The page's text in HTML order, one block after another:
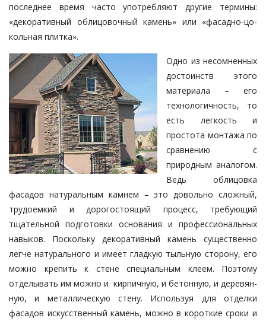
по­след­­нее время часто употребляют дру­гие термины:
«декоративный обли­цо­воч­ный камень» или «фасадно-цо­
коль­ная плитка».
Одно из несомненных
достоинств этого
материала – его
технологичность, то
есть легкость и
простота монта­жа по
сравнению с
природным анало­гом.
Ведь облицовка
фасадов натураль­ным камнем – это довольно сложный,
трудоемкий и дорогостоящий про­­цесс, требующий
тщательной подготов­ки ос­нования и профессиональных
навы­ков. Поскольку декоративный ка­мень существенно
легче натурального и имеет гладкую тыльную сторону, его
можно крепить к стене специальным клеем. Поэтому
отделывать им мож­но и кирпичную, и бетонную, и деревян­
ную, и металлическую стену. Исполь­зуя для отделки
фасадов искусст­вен­ный камень, можно в короткие сро­ки и